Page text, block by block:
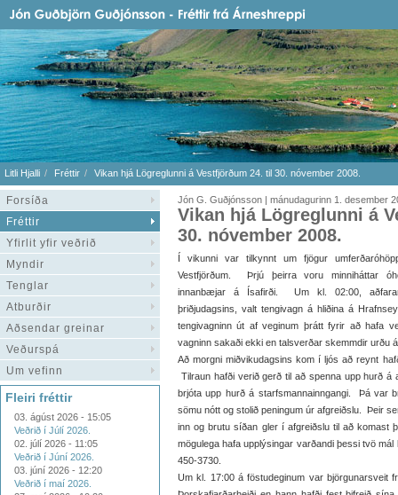
Litli Hjalli Fréttir Vikan hjá Lögreglunni á Vestfjörðum 24. til 30. nóvember 2008.
Forsíða
Fréttir
Yfirlit yfir veðrið
Myndir
Tenglar
Atburðir
Aðsendar greinar
Veðurspá
Um vefinn
Fleiri fréttir
03. ágúst 2026 - 15:05
Veðrið í Júlí 2026.
02. júlí 2026 - 11:05
Veðrið í Júní 2026.
03. júní 2026 - 12:20
Veðrið í maí 2026.
Jón G. Guðjónsson | mánudagurinn 1. desember
Vikan hjá Lögreglunni á
30. nóvember 2008.
Í vikunni var tilkynnt um fjögur
Vestfjörðum. Þrjú þeirra voru minniháttar
innanbæjar á Ísafirði. Um kl. 02:00,
þriðjudagsins, valt tengivagn á hliðina á
tengivagninn út af veginum þrátt fyrir að hafa
vagninn sakaði ekki en talsverðar skemmdir urðu
Að morgni miðvikudagsins kom í ljós að reynt
Tilraun hafði verið gerð til að spenna upp hurð á
brjóta upp hurð á starfsmannainngangi. Þá var
sömu nótt og stolið peningum úr afgreiðslu. Þeir
inn og brutu síðan gler í afgreiðslu til að
mögulega hafa upplýsingar varðandi þessi tvö
450-3730.
Um kl. 17:00 á föstudeginum var björgunarsveit